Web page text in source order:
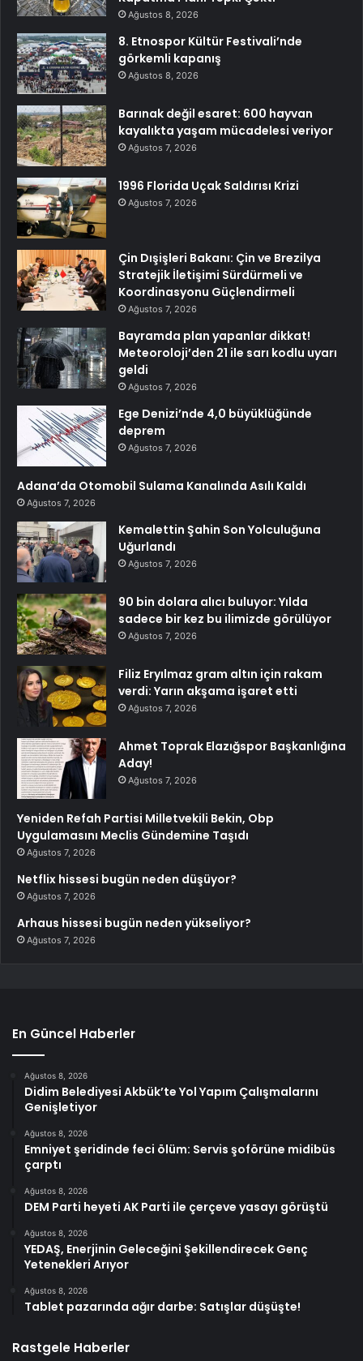
Ağustos 8, 2026
8. Etnospor Kültür Festivali’nde
görkemli kapanış
Ağustos 8, 2026
Barınak değil esaret: 600 hayvan
kayalıkta yaşam mücadelesi veriyor
Ağustos 7, 2026
1996 Florida Uçak Saldırısı Krizi
Ağustos 7, 2026
Çin Dışişleri Bakanı: Çin ve Brezilya
Stratejik İletişimi Sürdürmeli ve
Koordinasyonu Güçlendirmeli
Ağustos 7, 2026
Bayramda plan yapanlar dikkat!
Meteoroloji’den 21 ile sarı kodlu uyarı
geldi
Ağustos 7, 2026
Ege Denizi’nde 4,0 büyüklüğünde
deprem
Ağustos 7, 2026
Adana’da Otomobil Sulama Kanalında Asılı Kaldı
Ağustos 7, 2026
Kemalettin Şahin Son Yolculuğuna
Uğurlandı
Ağustos 7, 2026
90 bin dolara alıcı buluyor: Yılda
sadece bir kez bu ilimizde görülüyor
Ağustos 7, 2026
Filiz Eryılmaz gram altın için rakam
verdi: Yarın akşama işaret etti
Ağustos 7, 2026
Ahmet Toprak Elazığspor Başkanlığına
Aday!
Ağustos 7, 2026
Yeniden Refah Partisi Milletvekili Bekin, Obp
Uygulamasını Meclis Gündemine Taşıdı
Ağustos 7, 2026
Netflix hissesi bugün neden düşüyor?
Ağustos 7, 2026
Arhaus hissesi bugün neden yükseliyor?
Ağustos 7, 2026
En Güncel Haberler
Ağustos 8, 2026
Didim Belediyesi Akbük’te Yol Yapım Çalışmalarını
Genişletiyor
Ağustos 8, 2026
Emniyet şeridinde feci ölüm: Servis şoförüne midibüs
çarptı
Ağustos 8, 2026
DEM Parti heyeti AK Parti ile çerçeve yasayı görüştü
Ağustos 8, 2026
YEDAŞ, Enerjinin Geleceğini Şekillendirecek Genç
Yetenekleri Arıyor
Ağustos 8, 2026
Tablet pazarında ağır darbe: Satışlar düşüşte!
Rastgele Haberler